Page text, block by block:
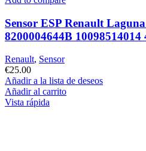
Sensor ESP Renault
8200004644B 10098514014
Renault, Sensor
€25.00
Añadir a la lista de deseos
Añadir al carrito
Vista rápida